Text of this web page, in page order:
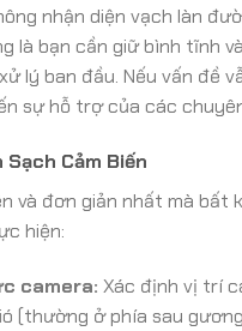
nhận diện vạch làn
là bạn cần giữ bình tĩnh
lý ban đầu. Nếu vấn đề
sự hỗ trợ của các
Sạch Cảm Biến
và đơn giản nhất mà bất
hiện:
camera: Xác định vị trí
(thường ở phía sau